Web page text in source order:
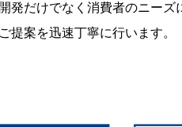
発だけでなく消費者のニーズ
提案を迅速丁寧に行います。